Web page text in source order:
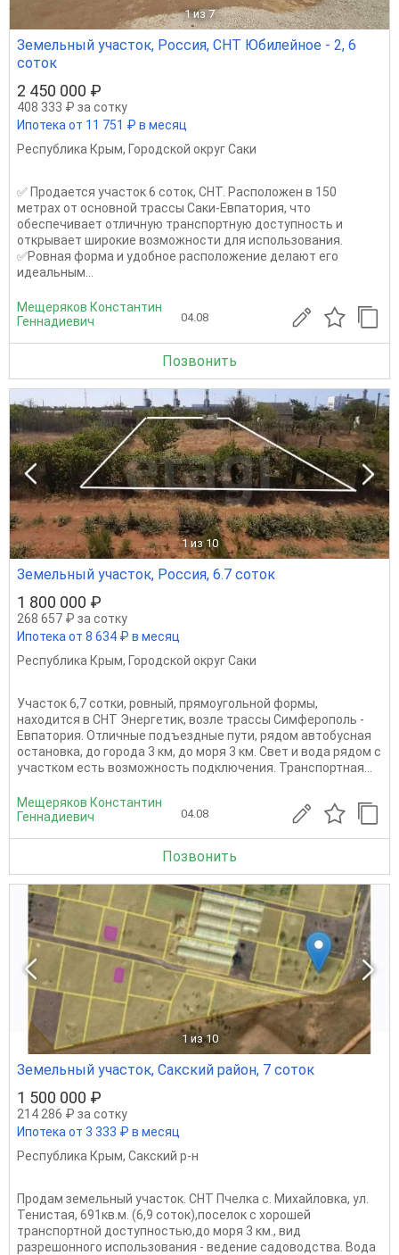
1 из 7
Земельный участок, Россия, СНТ Юбилейное - 2, 6
соток
2 450 000 ₽
408 333 ₽ за сотку
Ипотека от 11 751 ₽ в месяц
Республика Крым, Городской округ Саки
✅ Продается участок 6 соток, СНТ. Расположен в 150
метрах от основной трассы Саки-Евпатория, что
обеспечивает отличную транспортную доступность и
открывает широкие возможности для использования.
✅Ровная форма и удобное расположение делают его
идеальным...
Мещеряков Константин
Геннадиевич
04.08
Позвонить
1 из 10
Земельный участок, Россия, 6.7 соток
1 800 000 ₽
268 657 ₽ за сотку
Ипотека от 8 634 ₽ в месяц
Республика Крым, Городской округ Саки
Участок 6,7 сотки, ровный, прямоугольной формы,
находится в СНТ Энергетик, возле трассы Симферополь -
Евпатория. Отличные подъездные пути, рядом автобусная
остановка, до города 3 км, до моря 3 км. Свет и вода рядом с
участком есть возможность подключения. Транспортная...
Мещеряков Константин
Геннадиевич
04.08
Позвонить
1 из 10
Земельный участок, Сакский район, 7 соток
1 500 000 ₽
214 286 ₽ за сотку
Ипотека от 3 333 ₽ в месяц
Республика Крым, Сакский р-н
Продам земельный участок. СНТ Пчелка с. Михайловка, ул.
Тенистая, 691кв.м. (6,9 соток),поселок с хорошей
транспортной доступностью,до моря 3 км., вид
разрешонного использования - ведение садоводства. Вода